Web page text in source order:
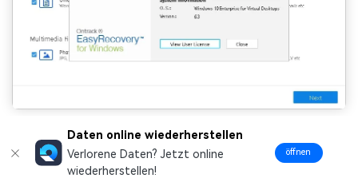
Ontrack bietet maßgeschneiderte Dienste zum
Organisieren, Entfernen, Reparieren und
Wiederherstellen aller Inhalte. Das Datenrettungstool
Daten online wiederherstellen
Verlorene Daten? Jetzt online
wiederherstellen!
öffnen